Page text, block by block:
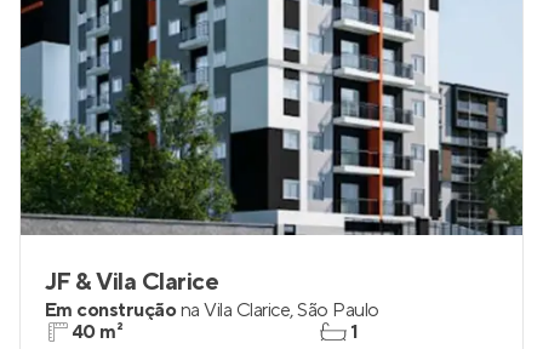
JF & Vila Clarice
Em construçãona Vila Clarice,São Paulo
40 m²
1